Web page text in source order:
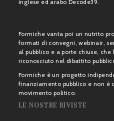
inglese ed arabo Decode39.
Formiche vanta poi un nutrito
formati di convegni, webinair,
al pubblico e a porte chiuse,
riconosciuto nel dibattito
Formiche è un progetto
finanziamento pubblico e non è
movimento politico.
LE NOSTRE RIVISTE